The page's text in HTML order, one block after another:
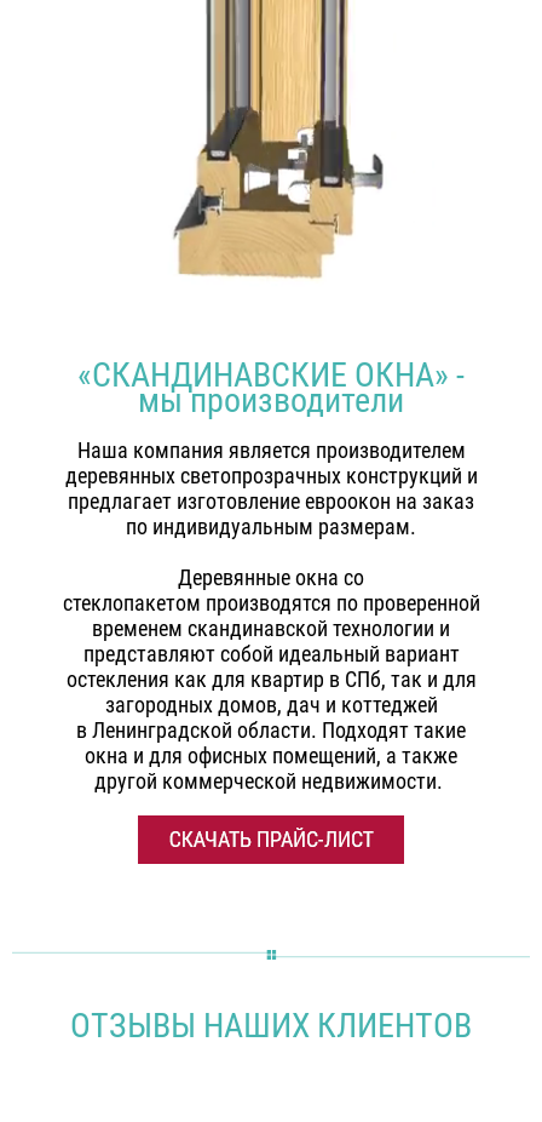
«СКАНДИНАВСКИЕ ОКНА» -
мы производители
Наша компания является производителем
деревянных светопрозрачных конструкций и
предлагает изготовление евроокон на заказ
по индивидуальным размерам.
Деревянные окна со
стеклопакетом производятся по проверенной
временем скандинавской технологии и
представляют собой идеальный вариант
остекления как для квартир в СПб, так и для
загородных домов, дач и коттеджей
в Ленинградской области. Подходят такие
окна и для офисных помещений, а также
другой коммерческой недвижимости.
ОТЗЫВЫ НАШИХ КЛИЕНТОВ